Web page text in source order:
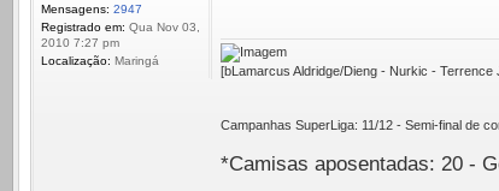
Mensagens: 2947
Registrado em: Qua Nov 03,
2010 7:27 pm
Localização: Maringá
[bLamarcus Aldridge/Dieng - Nurkic -
Campanhas SuperLiga: 11/12 - Semi-final de
*Camisas aposentadas: 20 -